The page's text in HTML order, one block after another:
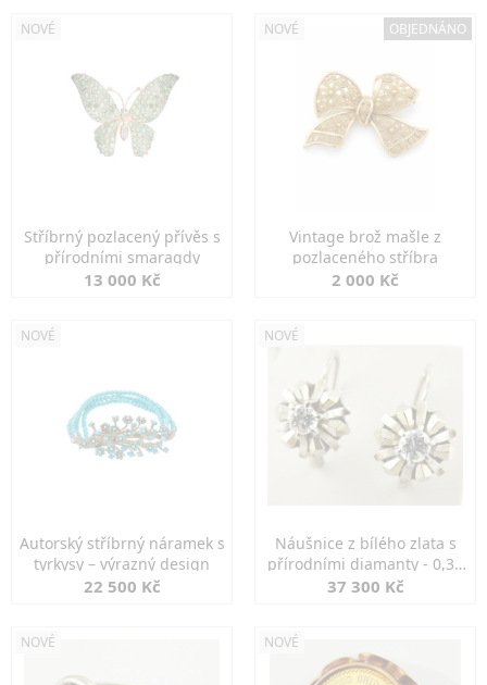
NOVÉ
Stříbrný pozlacený přívěs s
přírodními smaragdy
13 000 Kč
NOVÉ OBJEDNÁNO
Vintage brož mašle z
pozlaceného stříbra
2 000 Kč
NOVÉ
Autorský stříbrný náramek s
tyrkysy – výrazný design
22 500 Kč
NOVÉ
Náušnice z bílého zlata s
přírodními diamanty - 0,30
ct
37 300 Kč
NOVÉ NOVÉ